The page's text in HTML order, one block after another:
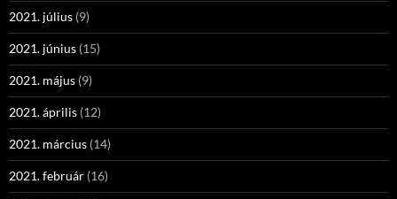
2021. július (9)
2021. június (15)
2021. május (9)
2021. április (12)
2021. március (14)
2021. február (16)